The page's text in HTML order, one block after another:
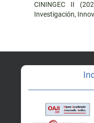
CININGEC II
Investigación,